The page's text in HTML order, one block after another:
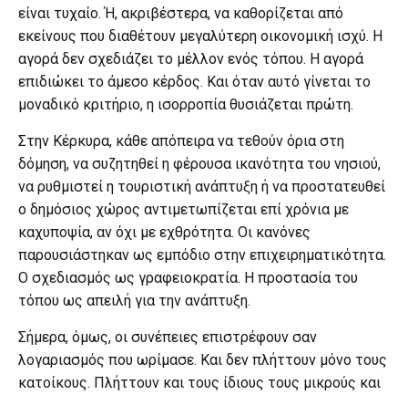
είναι τυχαίο. Ή, ακριβέστερα, να καθορίζεται από
εκείνους που διαθέτουν μεγαλύτερη οικονομική ισχύ. Η
αγορά δεν σχεδιάζει το μέλλον ενός τόπου. Η αγορά
επιδιώκει το άμεσο κέρδος. Και όταν αυτό γίνεται το
μοναδικό κριτήριο, η ισορροπία θυσιάζεται πρώτη.
Στην Κέρκυρα, κάθε απόπειρα να τεθούν όρια στη
δόμηση, να συζητηθεί η φέρουσα ικανότητα του νησιού,
να ρυθμιστεί η τουριστική ανάπτυξη ή να προστατευθεί
ο δημόσιος χώρος αντιμετωπίζεται επί χρόνια με
καχυποψία, αν όχι με εχθρότητα. Οι κανόνες
παρουσιάστηκαν ως εμπόδιο στην επιχειρηματικότητα.
Ο σχεδιασμός ως γραφειοκρατία. Η προστασία του
τόπου ως απειλή για την ανάπτυξη.
Σήμερα, όμως, οι συνέπειες επιστρέφουν σαν
λογαριασμός που ωρίμασε. Και δεν πλήττουν μόνο τους
κατοίκους. Πλήττουν και τους ίδιους τους μικρούς και